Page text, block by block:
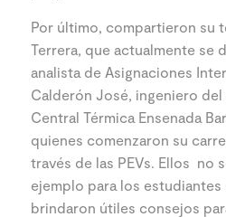
Por último, compartieron su
Terrera, que actualmente se
analista de Asignaciones
Calderón José, ingeniero
Central Térmica Ensenada
quienes comenzaron su
través de las PEVs. Ellos no
ejemplo para los estudiantes
brindaron útiles consejos